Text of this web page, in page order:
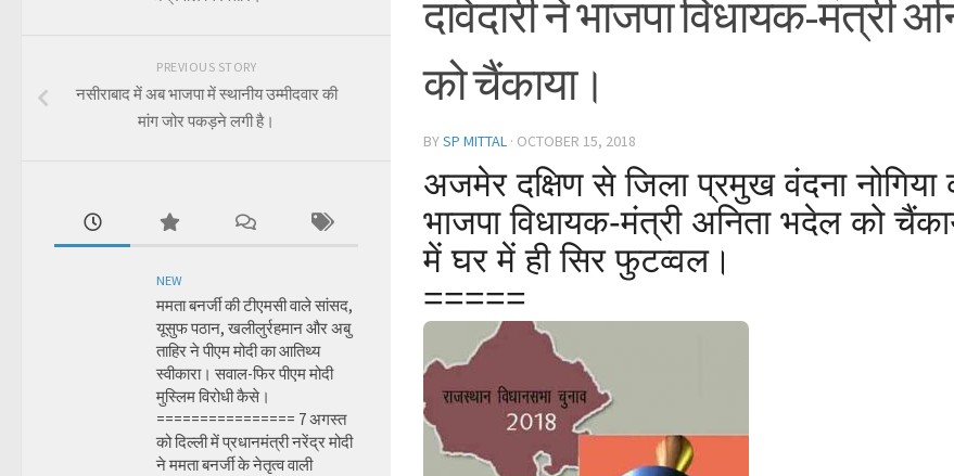
दावेदारी ने भाजपा विधायक-मंत्री
को चैंकाया।
BYSP MITTAL · OCTOBER 15, 2018
अजमेर दक्षिण से जिला प्रमुख वंदना नोगिया
भाजपा विधायक-मंत्री अनिता भदेल को
में घर में ही सिर फुटव्वल।
=====
PREVIOUS STORY
नसीराबाद में अब भाजपा में स्थानीय उम्मीदवार की
मांग जोर पकड़ने लगी है।
NEW
ममता बनर्जी की टीएमसी वाले सांसद,
यूसुफ पठान, खलीलुर्रहमान और अबु
ताहिर ने पीएम मोदी का आतिथ्य
स्वीकारा। सवाल-फिर पीएम मोदी
मुस्लिम विरोधी कैसे।
================ 7 अगस्त
को दिल्ली में प्रधानमंत्री नरेंद्र मोदी
ने ममता बनर्जी के नेतृत्व वाली